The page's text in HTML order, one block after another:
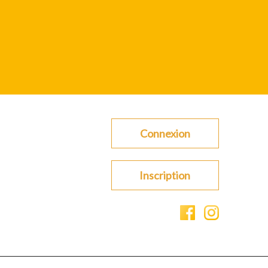
Connexion
Inscription